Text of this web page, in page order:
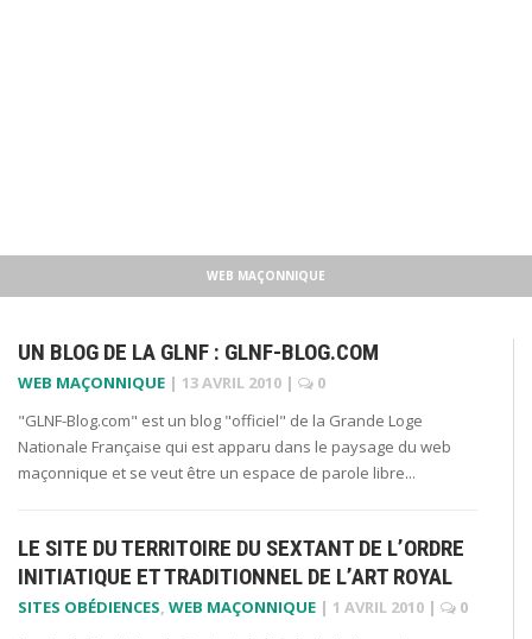
WEB MAÇONNIQUE
UN BLOG DE LA GLNF : GLNF-BLOG.COM
WEB MAÇONNIQUE | 13 AVRIL 2010 |
0
"GLNF-Blog.com" est un blog "officiel" de la Grande Loge
Nationale Française qui est apparu dans le paysage du web
maçonnique et se veut être un espace de parole libre...
LE SITE DU TERRITOIRE DU SEXTANT DE L’ORDRE
INITIATIQUE ET TRADITIONNEL DE L’ART ROYAL
SITES OBÉDIENCES, WEB MAÇONNIQUE | 1 AVRIL 2010 |
0